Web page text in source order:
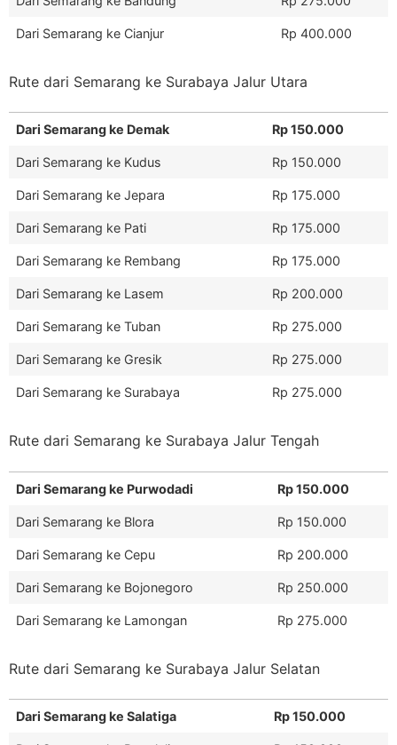
Dari Semarang ke Cianjur Rp 400.000
Rute dari Semarang ke Surabaya Jalur Utara
Dari Semarang ke Demak Rp 150.000
Dari Semarang ke Kudus Rp 150.000
Dari Semarang ke Jepara Rp 175.000
Dari Semarang ke Pati Rp 175.000
Dari Semarang ke Rembang Rp 175.000
Dari Semarang ke Lasem Rp 200.000
Dari Semarang ke Tuban Rp 275.000
Dari Semarang ke Gresik Rp 275.000
Dari Semarang ke Surabaya Rp 275.000
Rute dari Semarang ke Surabaya Jalur Tengah
Dari Semarang ke Purwodadi Rp 150.000
Dari Semarang ke Blora Rp 150.000
Dari Semarang ke Cepu Rp 200.000
Dari Semarang ke Bojonegoro Rp 250.000
Dari Semarang ke Lamongan Rp 275.000
Rute dari Semarang ke Surabaya Jalur Selatan
Dari Semarang ke Salatiga Rp 150.000